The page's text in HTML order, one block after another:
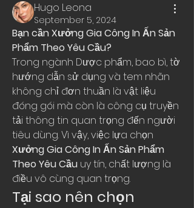
Hugo Leona
September 5, 2024
Bạn cần Xưởng Gia Công In Ấn Sản
Phẩm Theo Yêu Cầu?
Trong ngành Dược phẩm, bao bì, tờ
hướng dẫn sử dụng và tem nhãn
không chỉ đơn thuần là vật liệu
đóng gói mà còn là công cụ truyền
tải thông tin quan trọng đến người
Xưởng Gia Công In Ấn Sản Phẩm
Theo Yêu Cầu uy tín, chất lượng là
điều vô cùng quan trọng.
Tại sao nên chọn